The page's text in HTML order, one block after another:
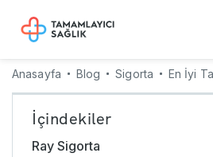
Anasayfa Blog Sigorta
İçindekiler
Ray Sigorta